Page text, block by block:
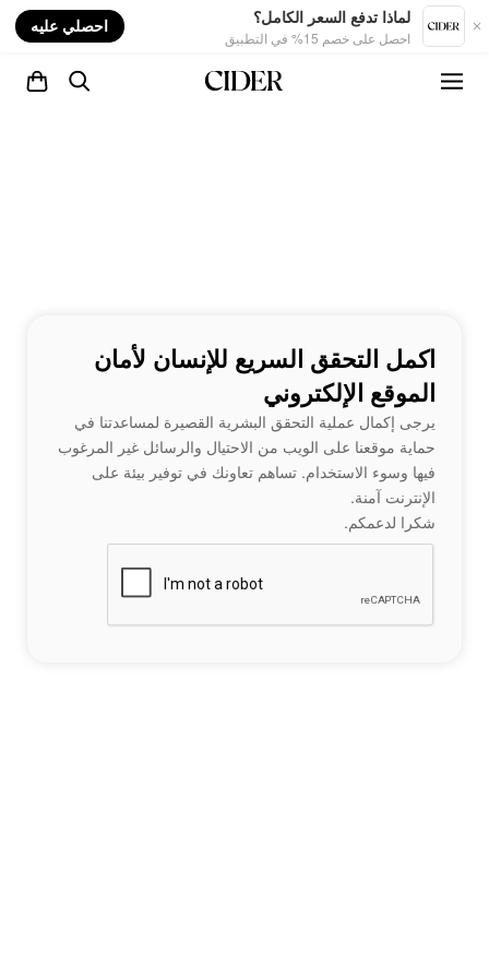
لماذا تدفع السعر الكامل؟
احصل على خصم 15% في التطبيق
احصلي عليه
اكمل التحقق السريع للإنسان لأمان
الموقع الإلكتروني
يرجى إكمال عملية التحقق البشرية القصيرة لمساعدتنا في
حماية موقعنا على الويب من الاحتيال والرسائل غير المرغوب
فيها وسوء الاستخدام. تساهم تعاونك في توفير بيئة على
الإنترنت آمنة.
شكرا لدعمكم.